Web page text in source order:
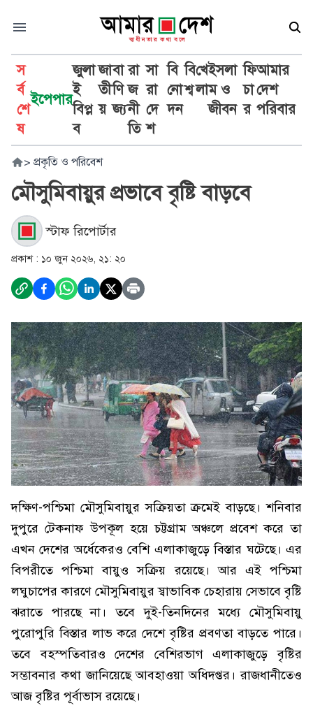
স
র্ব
শে
ষ
ইপেপার
জুলা
ই
বিপ্ল
ব
জা
তী
য়
বা
ণি
জ্য
রা
জ
নী
তি
সা
রা
দে
শ
বি
নো
দন
বি
শ্ব
খে
লা
ইসলা
ম ও
জীবন
ফি
চা
র
আমার
দেশ
পরিবার
> প্রকৃতি ও পরিবেশ
মৌসুমিবায়ুর প্রভাবে বৃষ্টি বাড়বে
স্টাফ রিপোর্টার
প্রকাশ : ১০ জুন ২০২৬, ২১: ২০
দক্ষিণ-পশ্চিমা মৌসুমিবায়ুর সক্রিয়তা ক্রমেই বাড়ছে। শনিবার
দুপুরে টেকনাফ উপকূল হয়ে চট্টগ্রাম অঞ্চলে প্রবেশ করে তা
এখন দেশের অর্ধেকেরও বেশি এলাকাজুড়ে বিস্তার ঘটেছে। এর
বিপরীতে পশ্চিমা বায়ুও সক্রিয় রয়েছে। আর এই পশ্চিমা
লঘুচাপের কারণে মৌসুমিবায়ুর স্বাভাবিক চেহারায় সেভাবে বৃষ্টি
ঝরাতে পারছে না। তবে দুই-তিনদিনের মধ্যে মৌসুমিবায়ু
পুরোপুরি বিস্তার লাভ করে দেশে বৃষ্টির প্রবণতা বাড়তে পারে।
তবে বহস্পতিবারও দেশের বেশিরভাগ এলাকাজুড়ে বৃষ্টির
সম্ভাবনার কথা জানিয়েছে আবহাওয়া অধিদপ্তর। রাজধানীতেও
আজ বৃষ্টির পূর্বাভাস রয়েছে।